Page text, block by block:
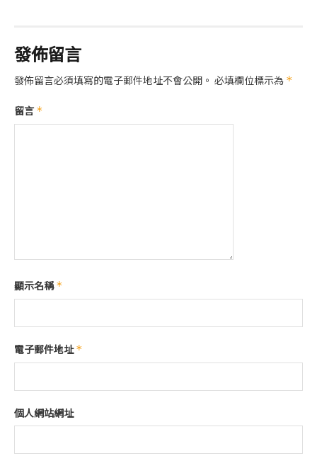
發佈留言
發佈留言必須填寫的電子郵件地址不會公開。 必填欄位標示為 *
留言*
顯示名稱*
電子郵件地址*
個人網站網址